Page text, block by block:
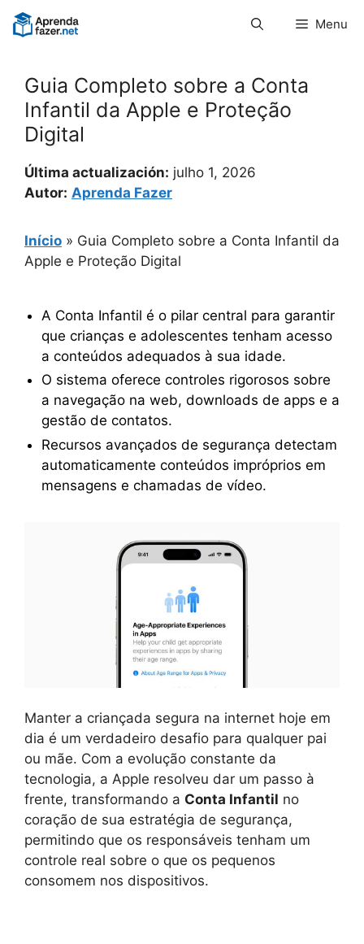
Pular
para
Menu
Guia Completo sobre a Conta
Infantil da Apple e Proteção
Digital
Última actualización: julho 1, 2026
Autor: Aprenda Fazer
Início » Guia Completo sobre a Conta Infantil da
Apple e Proteção Digital
A Conta Infantil é o pilar central para garantir
que crianças e adolescentes tenham acesso
a conteúdos adequados à sua idade.
O sistema oferece controles rigorosos sobre
a navegação na web, downloads de apps e a
gestão de contatos.
Recursos avançados de segurança detectam
automaticamente conteúdos impróprios em
mensagens e chamadas de vídeo.
Manter a criançada segura na internet hoje em
dia é um verdadeiro desafio para qualquer pai
ou mãe. Com a evolução constante da
tecnologia, a Apple resolveu dar um passo à
frente, transformando a Conta Infantil no
coração de sua estratégia de segurança,
permitindo que os responsáveis tenham um
controle real sobre o que os pequenos
consomem nos dispositivos.